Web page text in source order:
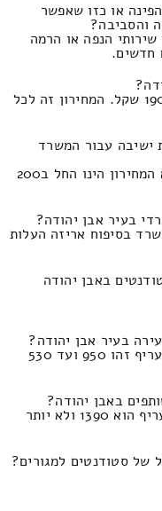
או כזו שאפשר
והסביבה?
הנפה או הרמה
העלות הינו מינימום 140 וזה מגיע עד 190 שקל. המחירון זה לכל
ישיבה עבור המשרד
התמחור כוללת אריזה ופירוק של הכיסא המחירון הינו החל ב200
בעיר אבן יהודה?
בסיפוח אריזה העלות
באבן יהודה
בעיר אבן יהודה?
המחירון זה 640 ומקסימום 300 ₪. התעריף זהו 950 ועד 530
באבן יהודה?
שלושה ציבור סטודנטיאלי לפחות? התעריף הוא 1390 ולא יותר
של סטודנטים למגורים?